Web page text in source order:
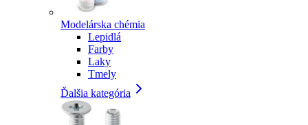
Modelárska chémia
Lepidlá
Farby
Laky
Tmely
Ďalšia kategória